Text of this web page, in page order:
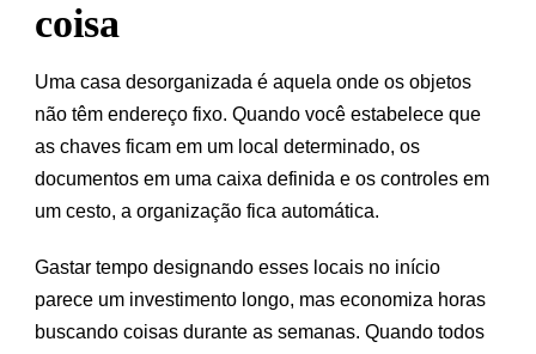
coisa
Uma casa desorganizada é aquela onde os objetos
não têm endereço fixo. Quando você estabelece que
as chaves ficam em um local determinado, os
documentos em uma caixa definida e os controles em
um cesto, a organização fica automática.
Gastar tempo designando esses locais no início
parece um investimento longo, mas economiza horas
buscando coisas durante as semanas. Quando todos